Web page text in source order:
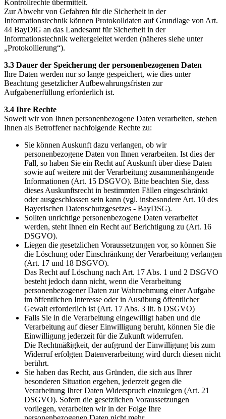
Kontrollrechte übermittelt.
Zur Abwehr von Gefahren für die Sicherheit in der
Informationstechnik können Protokolldaten auf Grundlage von Art.
44 BayDiG an das Landesamt für Sicherheit in der
Informationstechnik weitergeleitet werden (näheres siehe unter
„Protokollierung“).
3.3 Dauer der Speicherung der personenbezogenen Daten
Ihre Daten werden nur so lange gespeichert, wie dies unter
Beachtung gesetzlicher Aufbewahrungsfristen zur
Aufgabenerfüllung erforderlich ist.
3.4 Ihre Rechte
Soweit wir von Ihnen personenbezogene Daten verarbeiten, stehen
Ihnen als Betroffener nachfolgende Rechte zu:
Sie können Auskunft dazu verlangen, ob wir
personenbezogene Daten von Ihnen verarbeiten. Ist dies der
Fall, so haben Sie ein Recht auf Auskunft über diese Daten
sowie auf weitere mit der Verarbeitung zusammenhängende
Informationen (Art. 15 DSGVO). Bitte beachten Sie, dass
dieses Auskunftsrecht in bestimmten Fällen eingeschränkt
oder ausgeschlossen sein kann (vgl. insbesondere Art. 10 des
Bayerischen Datenschutzgesetzes - BayDSG).
Sollten unrichtige personenbezogene Daten verarbeitet
werden, steht Ihnen ein Recht auf Berichtigung zu (Art. 16
DSGVO).
Liegen die gesetzlichen Voraussetzungen vor, so können Sie
die Löschung oder Einschränkung der Verarbeitung verlangen
(Art. 17 und 18 DSGVO).
Das Recht auf Löschung nach Art. 17 Abs. 1 und 2 DSGVO
besteht jedoch dann nicht, wenn die Verarbeitung
personenbezogener Daten zur Wahrnehmung einer Aufgabe
im öffentlichen Interesse oder in Ausübung öffentlicher
Gewalt erforderlich ist (Art. 17 Abs. 3 lit. b DSGVO)
Falls Sie in die Verarbeitung eingewilligt haben und die
Verarbeitung auf dieser Einwilligung beruht, können Sie die
Einwilligung jederzeit für die Zukunft widerrufen.
Die Rechtmäßigkeit, der aufgrund der Einwilligung bis zum
Widerruf erfolgten Datenverarbeitung wird durch diesen nicht
berührt.
Sie haben das Recht, aus Gründen, die sich aus Ihrer
besonderen Situation ergeben, jederzeit gegen die
Verarbeitung Ihrer Daten Widerspruch einzulegen (Art. 21
DSGVO). Sofern die gesetzlichen Voraussetzungen
vorliegen, verarbeiten wir in der Folge Ihre